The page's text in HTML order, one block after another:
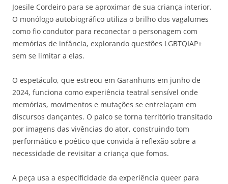
Joesile Cordeiro para se aproximar de sua criança interior.
O monólogo autobiográfico utiliza o brilho dos vagalumes
como fio condutor para reconectar o personagem com
memórias de infância, explorando questões LGBTQIAP+
sem se limitar a elas.
O espetáculo, que estreou em Garanhuns em junho de
2024, funciona como experiência teatral sensível onde
memórias, movimentos e mutações se entrelaçam em
discursos dançantes. O palco se torna território transitado
por imagens das vivências do ator, construindo tom
performático e poético que convida à reflexão sobre a
necessidade de revisitar a criança que fomos.
A peça usa a especificidade da experiência queer para